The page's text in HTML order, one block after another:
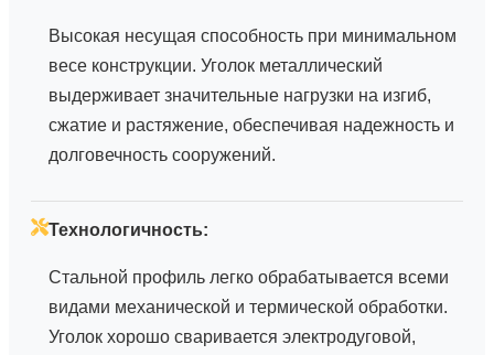
Высокая несущая способность при минимальном
весе конструкции. Уголок металлический
выдерживает значительные нагрузки на изгиб,
сжатие и растяжение, обеспечивая надежность и
долговечность сооружений.
Технологичность:
Стальной профиль легко обрабатывается всеми
видами механической и термической обработки.
Уголок хорошо сваривается электродуговой,